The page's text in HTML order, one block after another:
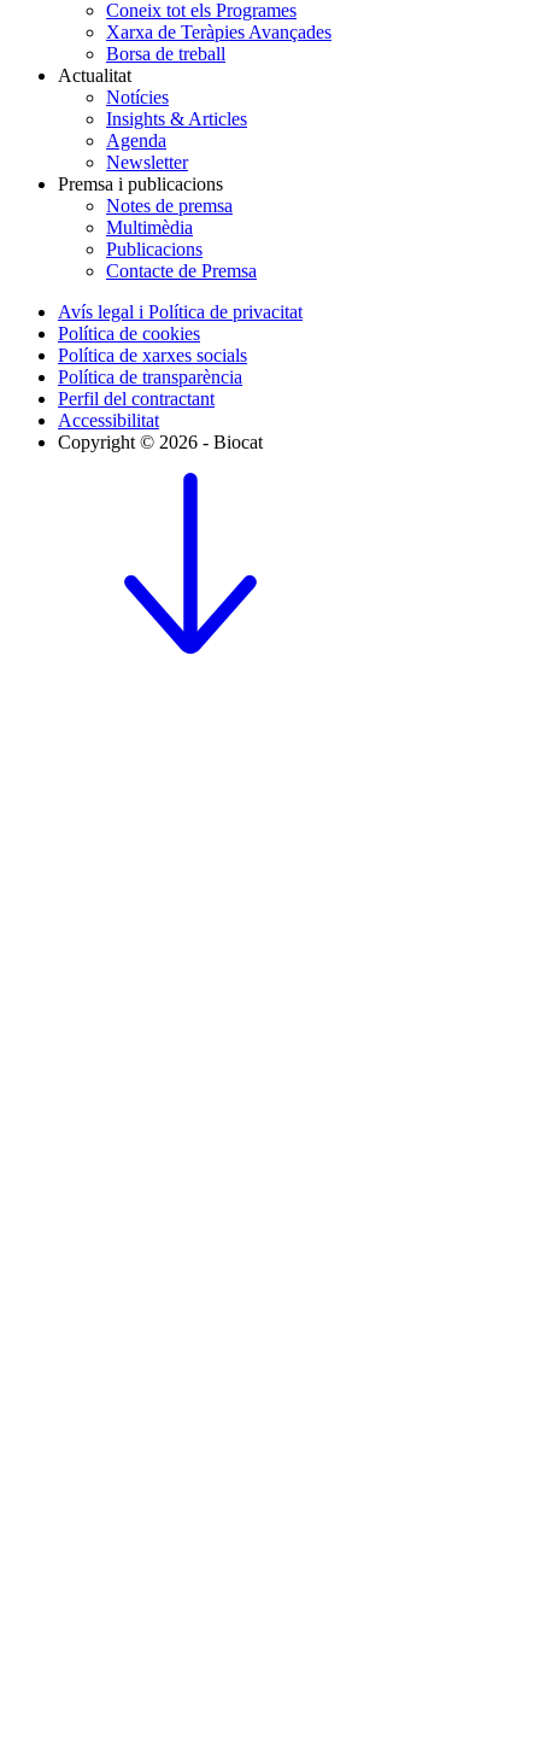
Coneix tot els Programes
Xarxa de Teràpies Avançades
Borsa de treball
Actualitat
Notícies
Insights & Articles
Agenda
Newsletter
Premsa i publicacions
Notes de premsa
Multimèdia
Publicacions
Contacte de Premsa
Avís legal i Política de privacitat
Política de cookies
Política de xarxes socials
Política de transparència
Perfil del contractant
Accessibilitat
Copyright © 2026 - Biocat